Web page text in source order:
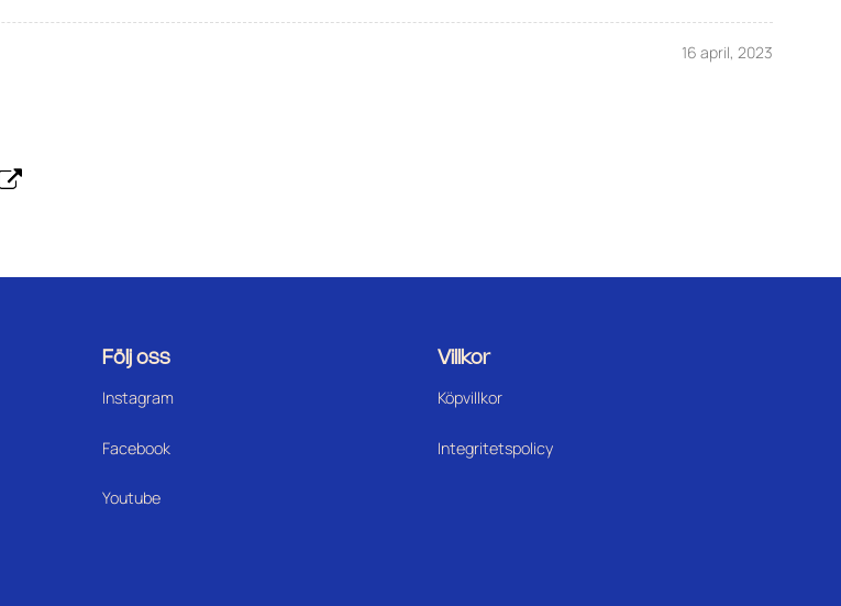
16 april, 2023
Följ oss
Instagram
Facebook
Youtube
Villkor
Köpvillkor
Integritetspolicy